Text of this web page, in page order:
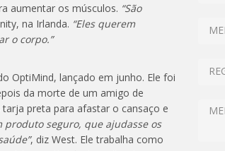
aumentar os músculos. “São
na Irlanda. “Eles querem
o corpo.”
OptiMind, lançado em junho. Ele foi
da morte de um amigo de
preta para afastar o cansaço e
produto seguro, que ajudasse os
, diz West. Ele trabalha como